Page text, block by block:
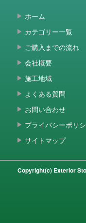
ホーム
カテゴリー一覧
ご購入までの流れ
会社概要
施工地域
よくある質問
お問い合わせ
プライバシーポリ
サイトマップ
Copyright(c) Exterior